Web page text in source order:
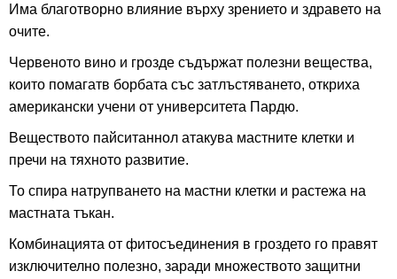
Има благотворно влияние върху зрението и здравето на
очите.
Червеното вино и грозде съдържат полезни вещества,
които помагатв борбата със затлъстяването, откриха
американски учени от университета Пардю.
Веществото пайситаннол атакува мастните клетки и
пречи на тяхното развитие.
То спира натрупването на мастни клетки и растежа на
мастната тъкан.
Комбинацията от фитосъединения в гроздето го правят
изключително полезно, заради множеството защитни